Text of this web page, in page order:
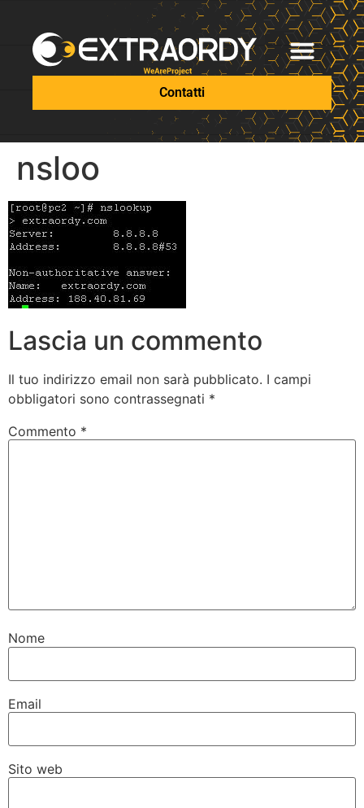
Contatti
nsloo
Lascia un commento
Il tuo indirizzo email non sarà pubblicato. I campi
obbligatori sono contrassegnati *
Commento *
Nome
Email
Sito web